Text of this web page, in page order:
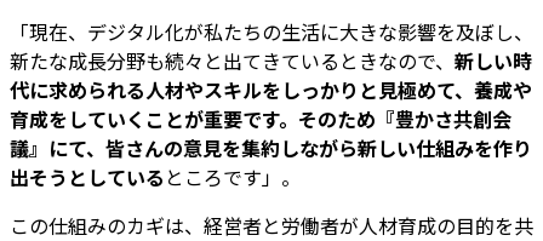
「現在、デジタル化が私たちの生活に大きな影響を及ぼし、
新たな成長分野も続々と出てきているときなので、 新しい時
代に求められる人材やスキルをしっかりと見極めて、養成や
育成をしていくことが重要です。そのため『豊かさ共創会
議』にて、皆さんの意見を集約しながら新しい仕組みを作り
出そうとしている ところです」。
この仕組みのカギは、経営者と労働者が人材育成の目的を共